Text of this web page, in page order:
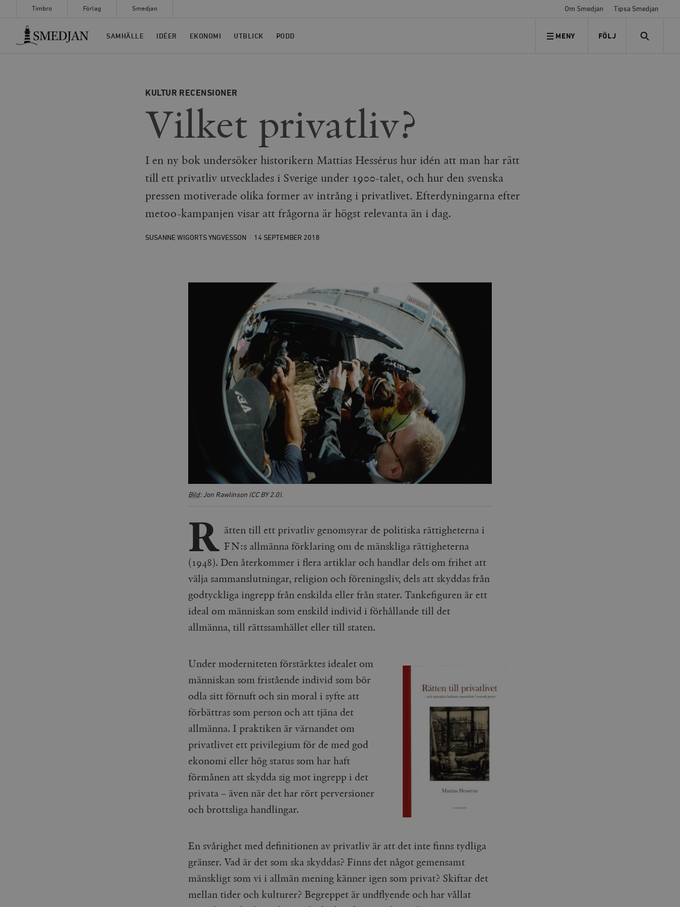
Timbro Förlag Smedjan Om Smedjan Tipsa Smedjan
Timbro
SAMHÄLLE IDÉER EKONOMI UTBLICK PODD MENY FÖLJ
FÖLJ OSS SEARCH
KULTUR RECENSIONER
Vilket privatliv?
I en ny bok undersöker historikern Mattias Hessérus hur idén att man har rätt
till ett privatliv utvecklades i Sverige under 1900-talet, och hur den svenska
pressen motiverade olika former av intrång i privatlivet. Efterdyningarna efter
metoo-kampanjen visar att frågorna är högst relevanta än i dag.
SUSANNE WIGORTS YNGVESSON 14 SEPTEMBER 2018
Bild: Jon Rawlinson (CC BY 2.0).
R ätten till ett privatliv genomsyrar de politiska rättigheterna i
FN:s allmänna förklaring om de mänskliga rättigheterna
(1948). Den återkommer i flera artiklar och handlar dels om frihet att
välja sammanslutningar, religion och föreningsliv, dels att skyddas från
godtyckliga ingrepp från enskilda eller från stater. Tankefiguren är ett
ideal om människan som enskild individ i förhållande till det
allmänna, till rättssamhället eller till staten.
Under moderniteten förstärktes idealet om
människan som fristående individ som bör
odla sitt förnuft och sin moral i syfte att
förbättras som person och att tjäna det
allmänna. I praktiken är värnandet om
privatlivet ett privilegium för de med god
ekonomi eller hög status som har haft
förmånen att skydda sig mot ingrepp i det
privata – även när det har rört perversioner
och brottsliga handlingar.
En svårighet med definitionen av privatliv är att det inte finns tydliga
gränser. Vad är det som ska skyddas? Finns det något gemensamt
mänskligt som vi i allmän mening känner igen som privat? Skiftar det
mellan tider och kulturer? Begreppet är undflyende och har vållat